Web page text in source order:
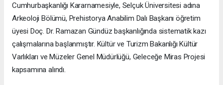
Cumhurbaşkanlığı Kararnamesiyle, Selçuk Üniversitesi adına
Arkeoloji Bölümü, Prehistorya Anabilim Dalı Başkanı öğretim
üyesi Doç. Dr. Ramazan Gündüz başkanlığında sistematik kazı
çalışmalarına başlanmıştır. Kültür ve Turizm Bakanlığı Kültür
Varlıkları ve Müzeler Genel Müdürlüğü, Geleceğe Miras Projesi
kapsamına alındı.